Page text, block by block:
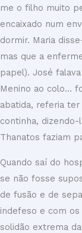
me o filho muito
encaixado num
dormir. Maria
mas que a
papel). José
Menino ao colo…
abatida, referia
continha,
Thanatos faziam
Quando saí do
se não fosse
de fusão e de
indefeso e com
solidão extrema